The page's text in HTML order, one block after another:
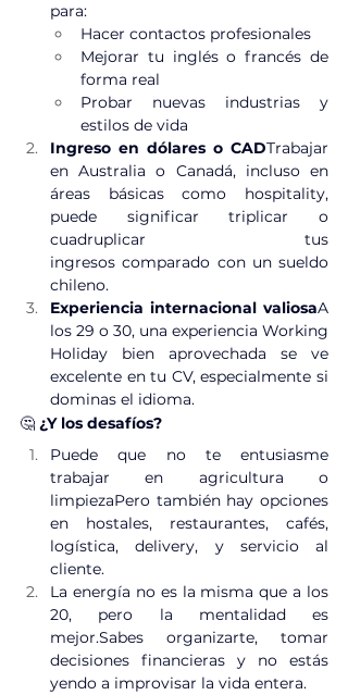
para:
Hacer contactos profesionales
Mejorar tu inglés o francés de
forma real
Probar nuevas industrias y
estilos de vida
Ingreso en dólares o CADTrabajar
en Australia o Canadá, incluso en
áreas básicas como hospitality,
puede significar triplicar o
cuadruplicar tus
ingresos comparado con un sueldo
chileno.
Experiencia internacional valiosaA
los 29 o 30, una experiencia Working
Holiday bien aprovechada se ve
excelente en tu CV, especialmente si
dominas el idioma.
🤔 ¿Y los desafíos?
Puede que no te entusiasme
trabajar en agricultura o
limpiezaPero también hay opciones
en hostales, restaurantes, cafés,
logística, delivery, y servicio al
cliente.
La energía no es la misma que a los
20, pero la mentalidad es
mejor.Sabes organizarte, tomar
decisiones financieras y no estás
yendo a improvisar la vida entera.